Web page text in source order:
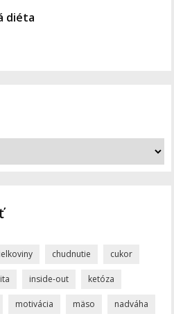
diéta
chudnutie cukor
inside-out ketóza
motivácia mäso nadváha